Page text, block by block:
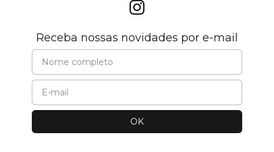
Receba nossas novidades por e-mail